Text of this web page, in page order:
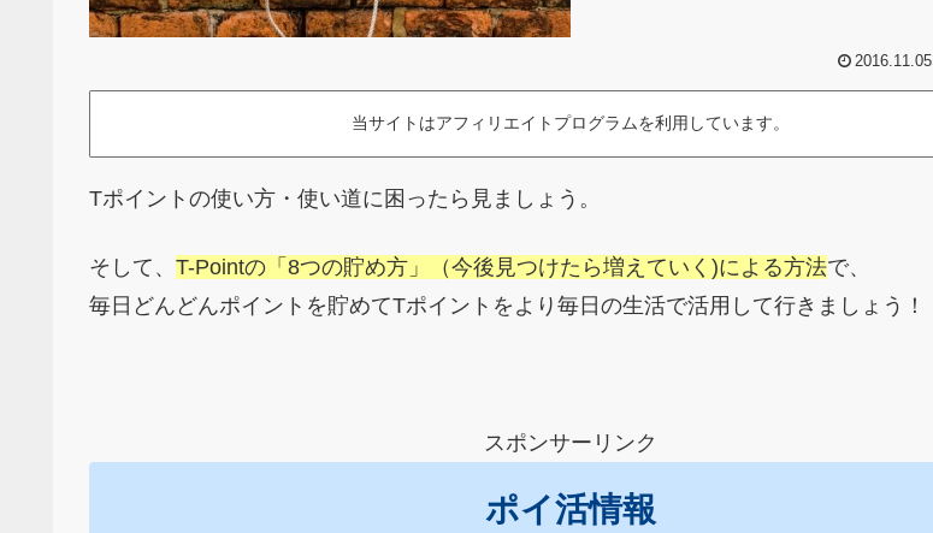
2016.11.05
当サイトはアフィリエイトプログラムを利用しています。
Tポイントの使い方・使い道に困ったら見ましょう。
そして、 T-Pointの「8つの貯め方」（今後見つけたら増えていく)による方法で、
毎日どんどんポイントを貯めてTポイントをより毎日の生活で活用して行きましょう！
スポンサーリンク
ポイ活情報